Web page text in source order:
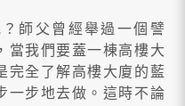
師父曾經舉過一個譬
當我們要蓋一棟高樓大
完全了解高樓大廈的藍
一步地去做。這時不論